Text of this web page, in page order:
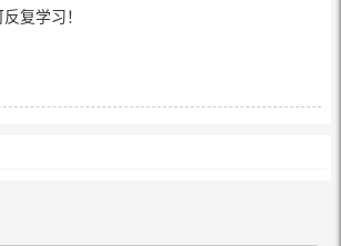
复学习！